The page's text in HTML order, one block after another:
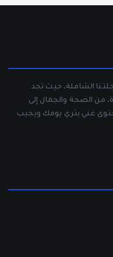
الشاملة، حيث تجد
من الصحة والجمال إلى
غني يثري يومك ويجيب